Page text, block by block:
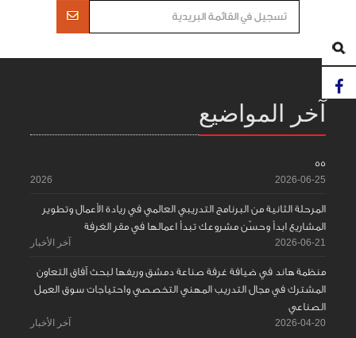
آخر المواضيع
55
2026-06-25
2026
المرحلة الثانية من البرنامج التدريبي العالمي في ريادة الأعمال وتطوير
المشاريع ابدأ وحسّن مشروعك تبدأ اعمالها في مقر الغرفة
2026-06-21 آخر الأخبار
منظمة هاند في ضيافة غرفة صناعة دمشق وريفها لبحث آفاق التعاون
المشترك في مجال التدريب المهني التخصصي واحتياجات سوق العمل
الصناعي
2026-04-20 آخر الأخبار